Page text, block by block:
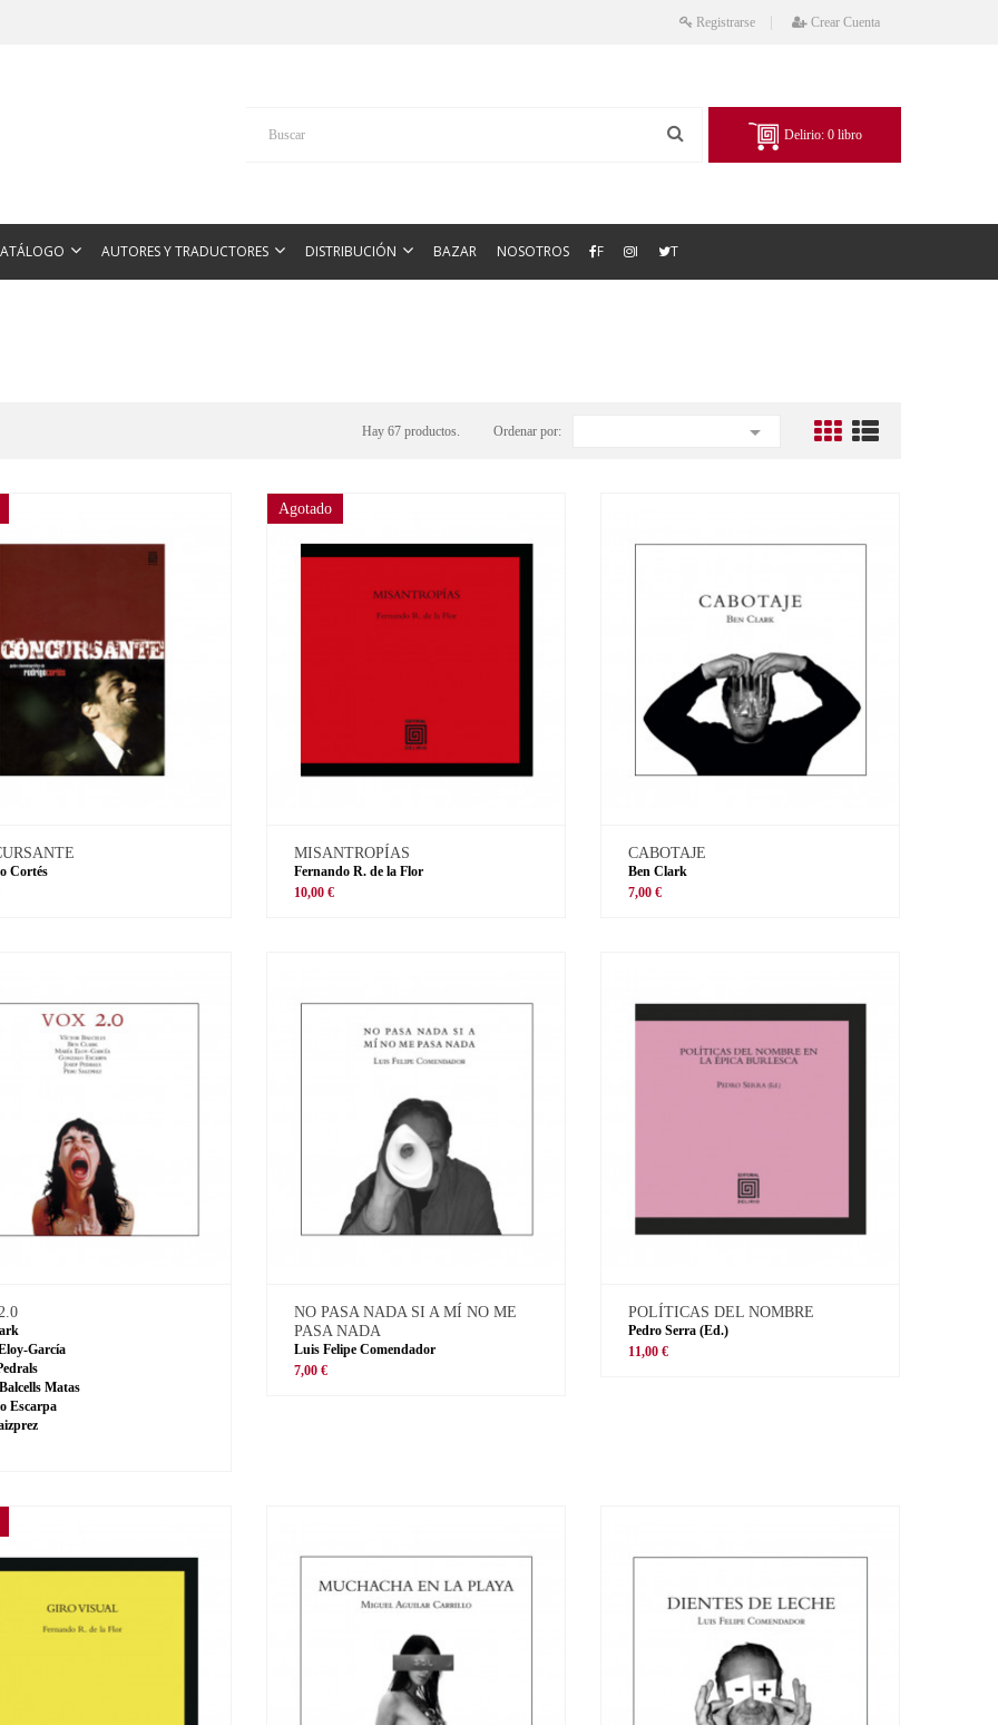
Registrarse Crear Cuenta
Delirio: 0 libro
AUTORES Y TRADUCTORES DISTRIBUCIÓN BAZAR NOSOTROS F I T
Hay 67 productos. Ordenar por: 
Cortés
Agotado
MISANTROPÍAS
Fernando R. de la Flor
10,00 €
CABOTAJE
Ben Clark
7,00 €
García
Matas
Escarpa
NO PASA NADA SI A MÍ NO ME
PASA NADA
Luis Felipe Comendador
7,00 €
POLÍTICAS DEL NOMBRE
Pedro Serra (Ed.)
11,00 €